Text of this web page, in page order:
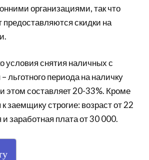
организациями, так что
предоставляются скидки на
условия снятия наличных с
льготного периода на наличку
этом составляет 20-33%. Кроме
заемщику строгие: возраст от 22
и заработная плата от 30 000.